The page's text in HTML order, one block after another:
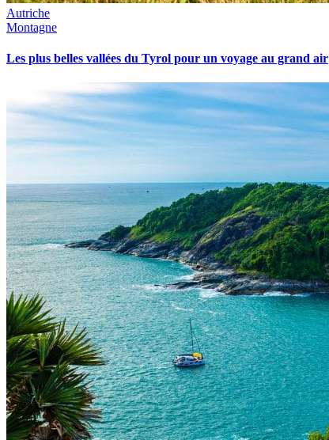
Autriche
Montagne
Les plus belles vallées du Tyrol pour un voyage au grand air